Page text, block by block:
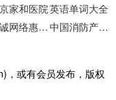
家和医院英语单词大全
倾诚网络惠阳分部 中国消防产品信息网
，或有会员发布，版权